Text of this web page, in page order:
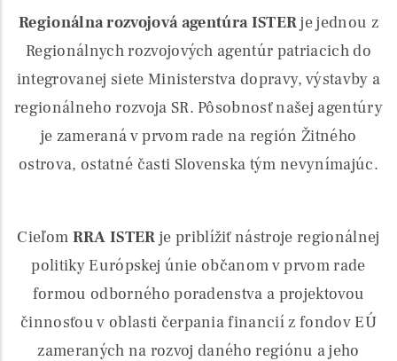
Regionálna rozvojová agentúra ISTERje jednou z
Regionálnych rozvojových agentúr patriacich do
integrovanej siete Ministerstva dopravy, výstavby a
regionálneho rozvoja SR. Pôsobnosť našej agentúry
je zameraná v prvom rade na región Žitného
ostrova, ostatné časti Slovenska tým nevynímajúc.
Cieľom RRA ISTER je priblížiť nástroje regionálnej
politiky Európskej únie občanom v prvom rade
formou odborného poradenstva a projektovou
činnosťou v oblasti čerpania financií z fondov EÚ
zameraných na rozvoj daného regiónu a jeho